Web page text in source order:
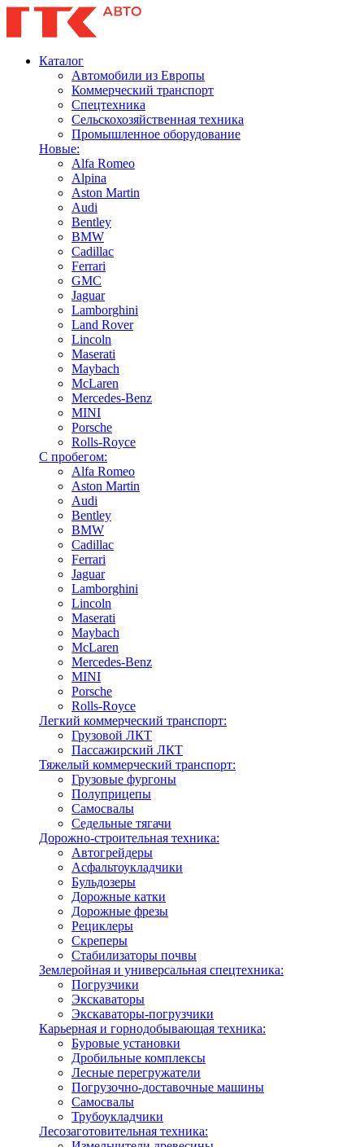
Каталог
Автомобили из Европы
Коммерческий транспорт
Спецтехника
Сельскохозяйственная техника
Промышленное оборудование
Новые:
Alfa Romeo
Alpina
Aston Martin
Audi
Bentley
BMW
Cadillac
Ferrari
GMC
Jaguar
Lamborghini
Land Rover
Lincoln
Maserati
Maybach
McLaren
Mercedes-Benz
MINI
Porsche
Rolls-Royce
С пробегом:
Alfa Romeo
Aston Martin
Audi
Bentley
BMW
Cadillac
Ferrari
Jaguar
Lamborghini
Lincoln
Maserati
Maybach
McLaren
Mercedes-Benz
MINI
Porsche
Rolls-Royce
Легкий коммерческий транспорт:
Грузовой ЛКТ
Пассажирский ЛКТ
Тяжелый коммерческий транспорт:
Грузовые фургоны
Полуприцепы
Самосвалы
Седельные тягачи
Дорожно-строительная техника:
Автогрейдеры
Асфальтоукладчики
Бульдозеры
Дорожные катки
Дорожные фрезы
Рециклеры
Скреперы
Стабилизаторы почвы
Землеройная и универсальная спецтехника:
Погрузчики
Экскаваторы
Экскаваторы-погрузчики
Карьерная и горнодобывающая техника:
Буровые установки
Дробильные комплексы
Лесные перегружатели
Погрузочно-доставочные машины
Самосвалы
Трубоукладчики
Лесозаготовительная техника: